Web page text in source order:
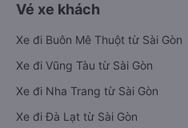
Vé xe khách
Xe đi Buôn Mê Thuột từ Sài Gòn
Xe đi Vũng Tàu từ Sài Gòn
Xe đi Nha Trang từ Sài Gòn
Xe đi Đà Lạt từ Sài Gòn